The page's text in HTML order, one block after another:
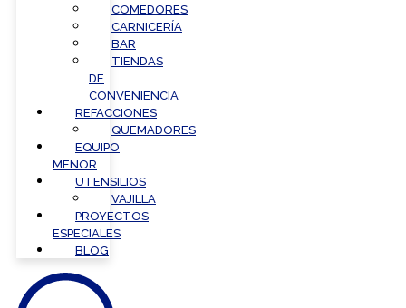
COMEDORES
CARNICERÍA
BAR
TIENDAS
DE
CONVENIENCIA
REFACCIONES
QUEMADORES
EQUIPO
MENOR
UTENSILIOS
VAJILLA
PROYECTOS
ESPECIALES
BLOG